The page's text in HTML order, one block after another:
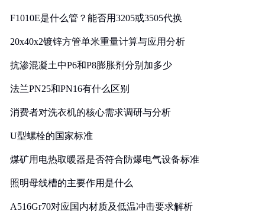
F1010E是什么管？能否用3205或3505代换
20x40x2镀锌方管单米重量计算与应用分析
抗渗混凝土中P6和P8膨胀剂分别加多少
法兰PN25和PN16有什么区别
消费者对洗衣机的核心需求调研与分析
U型螺栓的国家标准
煤矿用电热取暖器是否符合防爆电气设备标准
照明母线槽的主要作用是什么
A516Gr70对应国内材质及低温冲击要求解析